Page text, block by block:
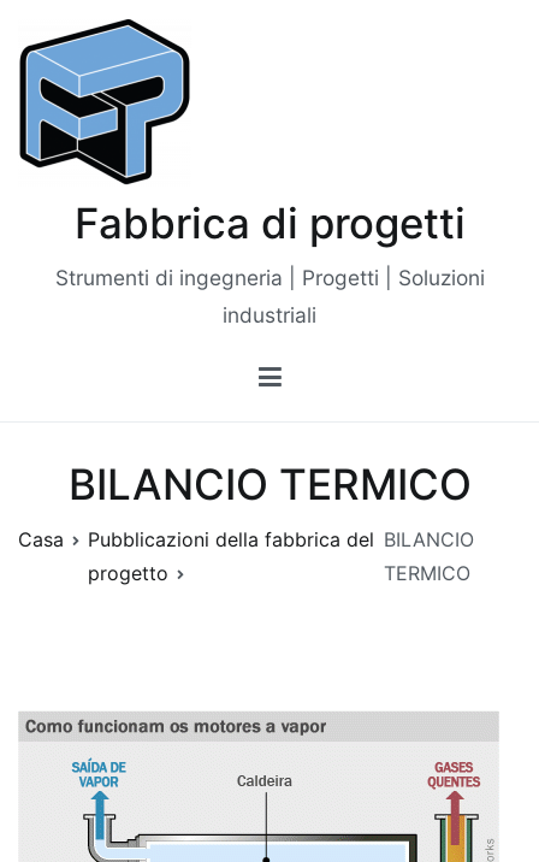
contenuto
Fabbrica di progetti
Strumenti di ingegneria | Progetti | Soluzioni
industriali
BILANCIO TERMICO
Casa
Pubblicazioni della fabbrica del
progetto
BILANCIO
TERMICO